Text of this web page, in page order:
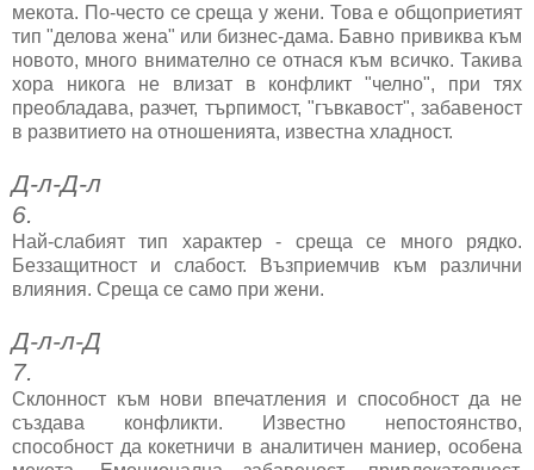
мекота. По-често се среща у жени. Това е общоприетият
тип "делова жена" или бизнес-дама. Бавно привиква към
новото, много внимателно се отнася към всичко. Такива
хора никога не влизат в конфликт "челно", при тях
преобладава, разчет, търпимост, "гъвкавост", забавеност
в развитието на отношенията, известна хладност.
Д-л-Д-л
6.
Най-слабият тип характер - среща се много рядко.
Беззащитност и слабост. Възприемчив към различни
влияния. Среща се само при жени.
Д-л-л-Д
7.
Склонност към нови впечатления и способност да не
създава конфликти. Известно непостоянство,
способност да кокетничи в аналитичен маниер, особена